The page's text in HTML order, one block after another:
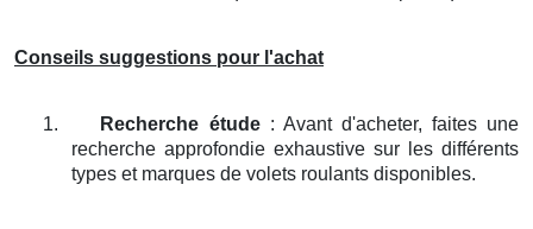
Conseils suggestions pour l'achat
1. Recherche étude: Avant d'acheter, faites une
recherche approfondie exhaustive sur les différents
types et marques de volets roulants disponibles.